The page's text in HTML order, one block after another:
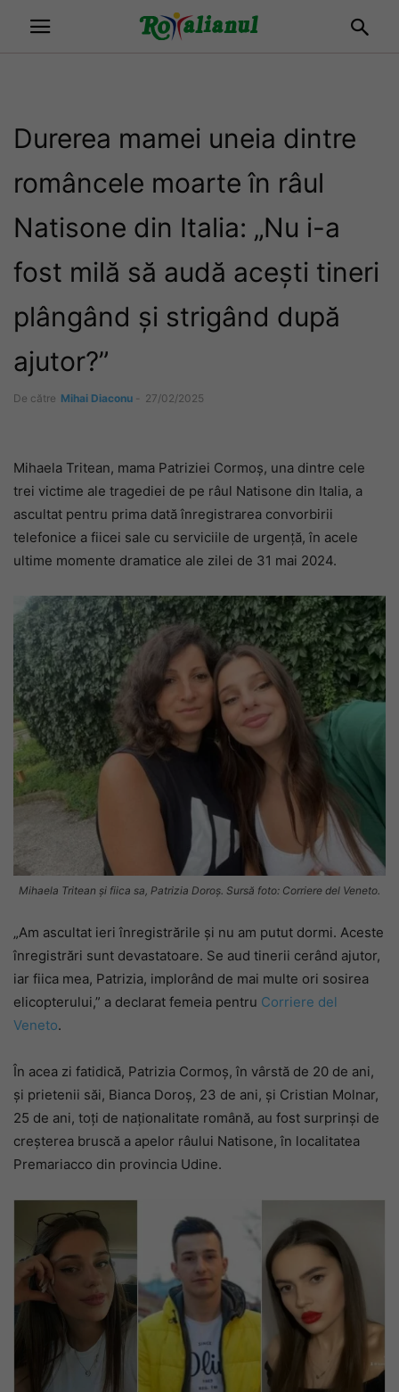
Durerea mamei uneia dintre
româncele moarte în râul
Natisone din Italia: „Nu i-a
fost milă să audă acești tineri
plângând și strigând după
ajutor?”
De către Mihai Diaconu - 27/02/2025
Mihaela Tritean, mama Patriziei Cormoș, una dintre cele
trei victime ale tragediei de pe râul Natisone din Italia, a
ascultat pentru prima dată înregistrarea convorbirii
telefonice a fiicei sale cu serviciile de urgență, în acele
ultime momente dramatice ale zilei de 31 mai 2024.
Mihaela Tritean și fiica sa, Patrizia Doroș. Sursă foto: Corriere del Veneto.
„Am ascultat ieri înregistrările și nu am putut dormi. Aceste
înregistrări sunt devastatoare. Se aud tinerii cerând ajutor,
iar fiica mea, Patrizia, implorând de mai multe ori sosirea
elicopterului,” a declarat femeia pentru Corriere del
Veneto.
În acea zi fatidică, Patrizia Cormoș, în vârstă de 20 de ani,
și prietenii săi, Bianca Doroș, 23 de ani, și Cristian Molnar,
25 de ani, toți de naționalitate română, au fost surprinși de
creșterea bruscă a apelor râului Natisone, în localitatea
Premariacco din provincia Udine.